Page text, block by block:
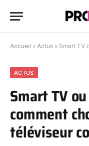
Accueil » Actus » Smart TV ou
ACTUS
Smart TV
comment
téléviseur